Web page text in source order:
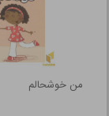
من خوشحالم